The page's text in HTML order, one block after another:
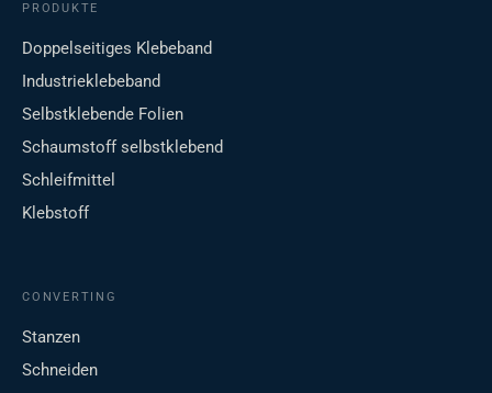
PRODUKTE
Doppelseitiges Klebeband
Industrieklebeband
Selbstklebende Folien
Schaumstoff selbstklebend
Schleifmittel
Klebstoff
CONVERTING
Stanzen
Schneiden